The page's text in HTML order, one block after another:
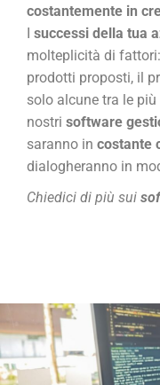
costantemente in
I successi della tua
molteplicità di
prodotti proposti, il
solo alcune tra le
nostri software
saranno in costante
dialogheranno in
Chiedici di più sui